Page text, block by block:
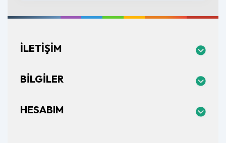
İLETIŞIM
BILGILER
HESABIM